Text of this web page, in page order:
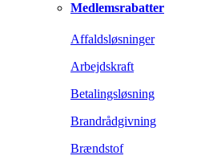
Medlemsrabatter
Affaldsløsninger
Arbejdskraft
Betalingsløsning
Brandrådgivning
Brændstof